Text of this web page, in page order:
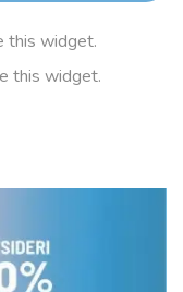
this widget.
this widget.